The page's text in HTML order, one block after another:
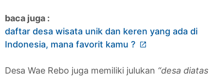
baca juga :
daftar desa wisata unik dan keren yang ada di
Indonesia, mana favorit kamu ?
Desa Wae Rebo juga memiliki julukan “desa diatas